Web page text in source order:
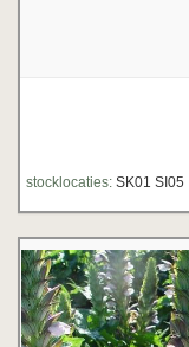
stocklocaties: SK01 SI05